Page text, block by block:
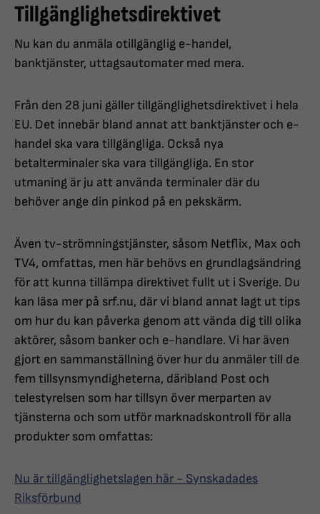
Tillgänglighetsdirektivet
Nu kan du anmäla otillgänglig e-handel,
banktjänster, uttagsautomater med mera.
Från den 28 juni gäller tillgänglighetsdirektivet i hela
EU. Det innebär bland annat att banktjänster och e-
handel ska vara tillgängliga. Också nya
betalterminaler ska vara tillgängliga. En stor
utmaning är ju att använda terminaler där du
behöver ange din pinkod på en pekskärm.
Även tv-strömningstjänster, såsom Netflix, Max och
TV4, omfattas, men här behövs en grundlagsändring
för att kunna tillämpa direktivet fullt ut i Sverige. Du
kan läsa mer på srf.nu, där vi bland annat lagt ut tips
om hur du kan påverka genom att vända dig till olika
aktörer, såsom banker och e-handlare. Vi har även
gjort en sammanställning över hur du anmäler till de
fem tillsynsmyndigheterna, däribland Post och
telestyrelsen som har tillsyn över merparten av
tjänsterna och som utför marknadskontroll för alla
produkter som omfattas:
Nu är tillgänglighetslagen här - Synskadades
Riksförbund